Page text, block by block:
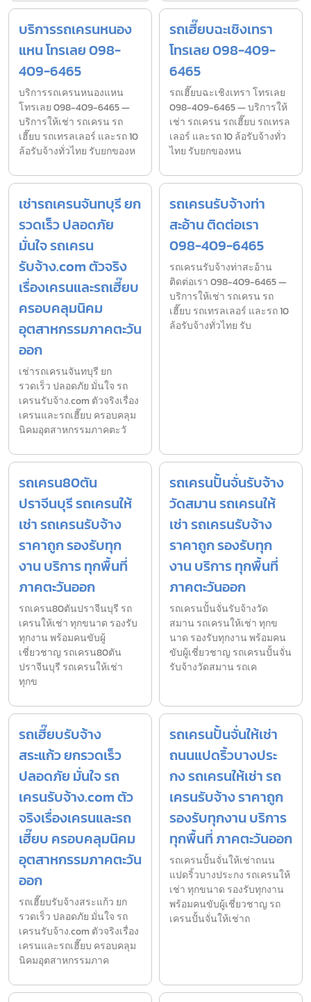
บริการรถเครนหนอง
แหน โทรเลย 098-
409-6465
บริการรถเครนหนองแหน
โทรเลย 098-409-6465 —
บริการให้เช่า รถเครน รถ
เฮี๊ยบ รถเทรลเลอร์ และรถ 10
ล้อรับจ้างทั่วไทย รับยกของห
รถเฮี๊ยบฉะเชิงเทรา
โทรเลย 098-409-
6465
รถเฮี๊ยบฉะเชิงเทรา โทรเลย
098-409-6465 — บริการให้
เช่า รถเครน รถเฮี๊ยบ รถเทรล
เลอร์ และรถ 10 ล้อรับจ้างทั่ว
ไทย รับยกของหน
เช่ารถเครนจันทบุรี ยก
รวดเร็ว ปลอดภัย
มั่นใจ รถเครน
รับจ้าง.com ตัวจริง
เรื่องเครนและรถเฮี๊ยบ
ครอบคลุมนิคม
อุตสาหกรรมภาคตะวัน
ออก
เช่ารถเครนจันทบุรี ยก
รวดเร็ว ปลอดภัย มั่นใจ รถ
เครนรับจ้าง.com ตัวจริงเรื่อง
เครนและรถเฮี๊ยบ ครอบคลุม
นิคมอุตสาหกรรมภาคตะวั
รถเครนรับจ้างท่า
สะอ้าน ติดต่อเรา
098-409-6465
รถเครนรับจ้างท่าสะอ้าน
ติดต่อเรา 098-409-6465 —
บริการให้เช่า รถเครน รถ
เฮี๊ยบ รถเทรลเลอร์ และรถ 10
ล้อรับจ้างทั่วไทย รับ
รถเครน80ตัน
ปราจีนบุรี รถเครนให้
เช่า รถเครนรับจ้าง
ราคาถูก รองรับทุก
งาน บริการ ทุกพื้นที่
ภาคตะวันออก
รถเครน80ตันปราจีนบุรี รถ
เครนให้เช่า ทุกขนาด รองรับ
ทุกงาน พร้อมคนขับผู้
เชี่ยวชาญ รถเครน80ตัน
ปราจีนบุรี รถเครนให้เช่า
ทุกข
รถเครนปั้นจั่นรับจ้าง
วัดสมาน รถเครนให้
เช่า รถเครนรับจ้าง
ราคาถูก รองรับทุก
งาน บริการ ทุกพื้นที่
ภาคตะวันออก
รถเครนปั้นจั่นรับจ้างวัด
สมาน รถเครนให้เช่า ทุกข
นาด รองรับทุกงาน พร้อมคน
ขับผู้เชี่ยวชาญ รถเครนปั้นจั่น
รับจ้างวัดสมาน รถเค
รถเฮี๊ยบรับจ้าง
สระแก้ว ยกรวดเร็ว
ปลอดภัย มั่นใจ รถ
เครนรับจ้าง.com ตัว
จริงเรื่องเครนและรถ
เฮี๊ยบ ครอบคลุมนิคม
อุตสาหกรรมภาคตะวัน
ออก
รถเฮี๊ยบรับจ้างสระแก้ว ยก
รวดเร็ว ปลอดภัย มั่นใจ รถ
เครนรับจ้าง.com ตัวจริงเรื่อง
เครนและรถเฮี๊ยบ ครอบคลุม
นิคมอุตสาหกรรมภาค
รถเครนปั้นจั่นให้เช่า
ถนนแปดริ้วบางประ
กง รถเครนให้เช่า รถ
เครนรับจ้าง ราคาถูก
รองรับทุกงาน บริการ
ทุกพื้นที่ ภาคตะวันออก
รถเครนปั้นจั่นให้เช่าถนน
แปดริ้วบางประกง รถเครนให้
เช่า ทุกขนาด รองรับทุกงาน
พร้อมคนขับผู้เชี่ยวชาญ รถ
เครนปั้นจั่นให้เช่าถ